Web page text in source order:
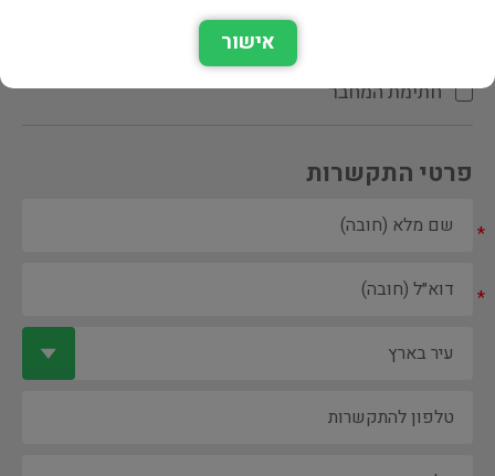
הקדשת המחבר\המתרגם
חתימת המחבר
פרטי התקשרות
*
*
אישור